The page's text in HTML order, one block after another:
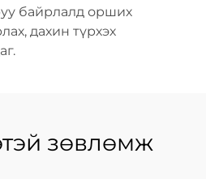
байрлалд орших
дахин түрхэх
зөвлөмж